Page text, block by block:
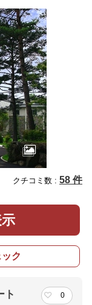
クチコミ数 : 58 件
ク
ト 0